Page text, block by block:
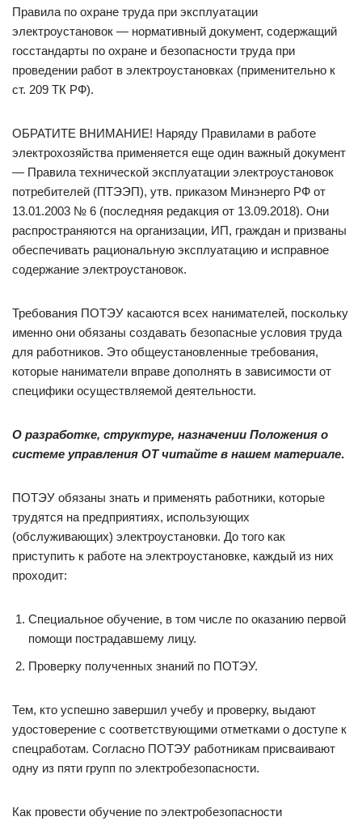
Правила по охране труда при эксплуатации
электроустановок ― нормативный документ, содержащий
госстандарты по охране и безопасности труда при
проведении работ в электроустановках (применительно к
ст. 209 ТК РФ).
ОБРАТИТЕ ВНИМАНИЕ! Наряду Правилами в работе
электрохозяйства применяется еще один важный документ
― Правила технической эксплуатации электроустановок
потребителей (ПТЭЭП), утв. приказом Минэнерго РФ от
13.01.2003 № 6 (последняя редакция от 13.09.2018). Они
распространяются на организации, ИП, граждан и призваны
обеспечивать рациональную эксплуатацию и исправное
содержание электроустановок.
Требования ПОТЭУ касаются всех нанимателей, поскольку
именно они обязаны создавать безопасные условия труда
для работников. Это общеустановленные требования,
которые наниматели вправе дополнять в зависимости от
специфики осуществляемой деятельности.
О разработке, структуре, назначении Положения о
системе управления ОТ читайте в нашем материале.
ПОТЭУ обязаны знать и применять работники, которые
трудятся на предприятиях, использующих
(обслуживающих) электроустановки. До того как
приступить к работе на электроустановке, каждый из них
проходит:
Специальное обучение, в том числе по оказанию первой
помощи пострадавшему лицу.
Проверку полученных знаний по ПОТЭУ.
Тем, кто успешно завершил учебу и проверку, выдают
удостоверение с соответствующими отметками о доступе к
спецработам. Согласно ПОТЭУ работникам присваивают
одну из пяти групп по электробезопасности.
Как провести обучение по электробезопасности